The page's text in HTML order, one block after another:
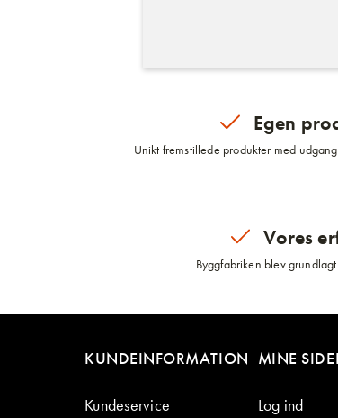
Egen
Unikt fremstillede produkter med
Vores
Byggfabriken blev
KUNDEINFORMATION
Kundeservice
MINE
Log ind